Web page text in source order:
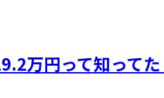
万円って知って